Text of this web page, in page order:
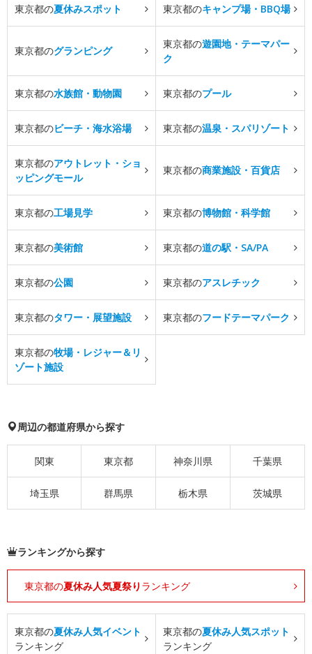
東京都の夏休みスポット 東京都のキャンプ場・BBQ場
東京都のグランピング
東京都の遊園地・テーマパー
ク
東京都の水族館・動物園 東京都のプール
東京都のビーチ・海水浴場 東京都の温泉・スパリゾート
東京都のアウトレット・ショ
ッピングモール
東京都の商業施設・百貨店
東京都の工場見学 東京都の博物館・科学館
東京都の美術館 東京都の道の駅・SA/PA
東京都の公園 東京都のアスレチック
東京都のタワー・展望施設 東京都のフードテーマパーク
東京都の牧場・レジャー＆リ
ゾート施設
周辺の都道府県から探す
関東 東京都 神奈川県 千葉県
埼玉県 群馬県 栃木県 茨城県
ランキングから探す
東京都の夏休み人気夏祭り ランキング
東京都の夏休み人気イベント
ランキング
東京都の夏休み人気スポット
ランキング